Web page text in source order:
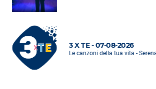
3 X TE - 07-08-2026
Le canzoni della tua vita -